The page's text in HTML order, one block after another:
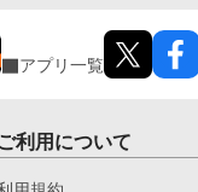
アプリ一覧
ご利用について